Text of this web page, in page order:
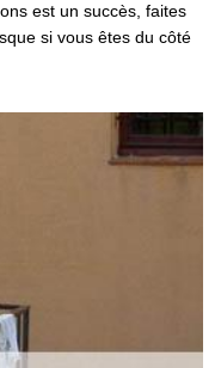
est un succès, faites
si vous êtes du côté